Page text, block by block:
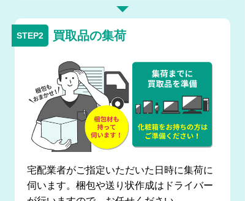
買取品の集荷
宅配業者がご指定いただいた日時に集荷に
伺います。梱包や送り状作成はドライバー